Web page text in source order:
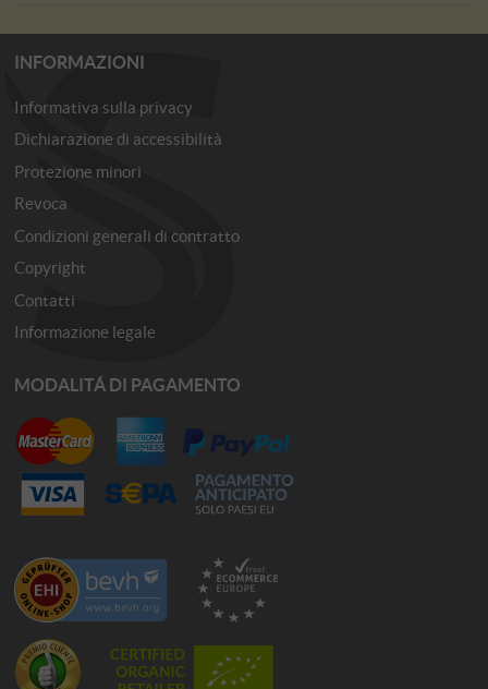
INFORMAZIONI
Informativa sulla privacy
Dichiarazione di accessibilità
Protezione minori
Revoca
Condizioni generali di contratto
Copyright
Contatti
Informazione legale
MODALITÁ DI PAGAMENTO